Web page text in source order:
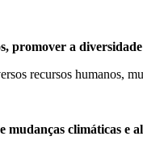
promover a
recursos humanos,
mudanças climáticas e